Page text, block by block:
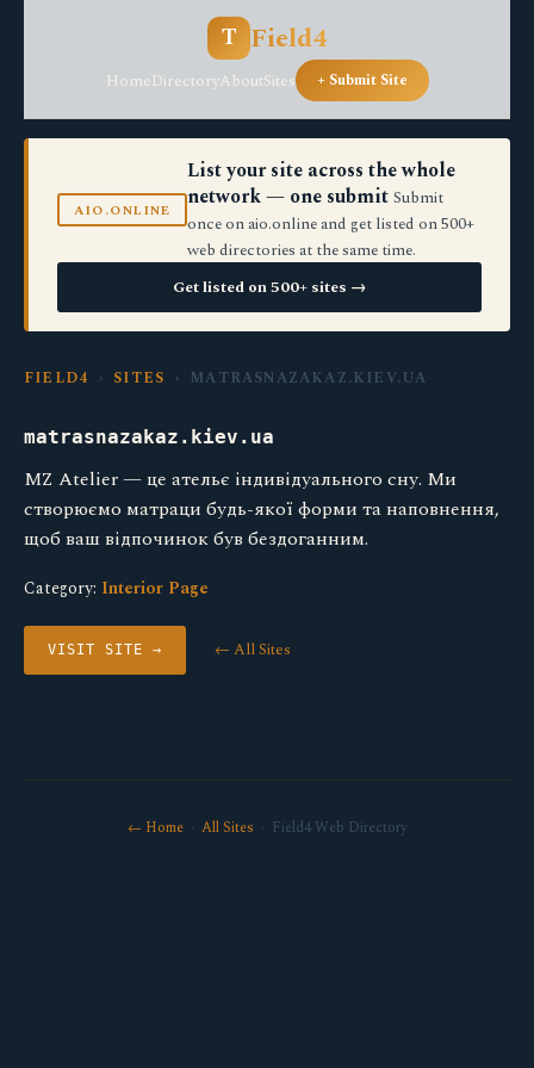
T Field4
HomeDirectoryAboutSites + Submit Site
AIO.ONLINE
List your site across the whole
network — one submit Submit
once on aio.online and get listed on 500+
web directories at the same time.
Get listed on 500+ sites →
FIELD4 › SITES › MATRASNAZAKAZ.KIEV.UA
matrasnazakaz.kiev.ua
MZ Atelier — це ательє індивідуального сну. Ми
створюємо матраци будь-якої форми та наповнення,
щоб ваш відпочинок був бездоганним.
Category: Interior Page
VISIT SITE → ← All Sites
← Home· All Sites · Field4 Web Directory